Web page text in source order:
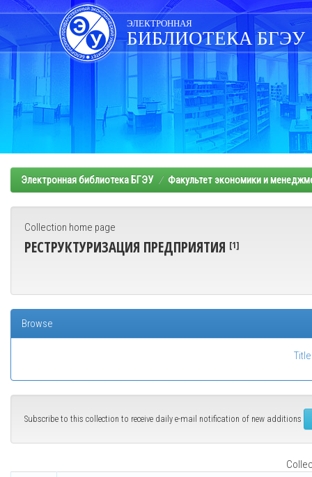
Skip
navigation
ЭЛЕКТРОННАЯ
БИБЛИОТЕКА БГЭУ
Электронная библиотека БГЭУ Факультет экономики и
Collection home page
РЕСТРУКТУРИЗАЦИЯ ПРЕДПРИЯТИЯ [1]
Browse
Title
Subscribe to this collection to receive daily e-mail notification of new additions